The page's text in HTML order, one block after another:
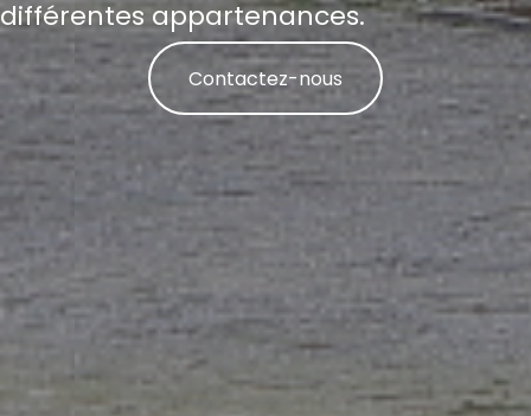
différentes appartenances.
Contactez-nous